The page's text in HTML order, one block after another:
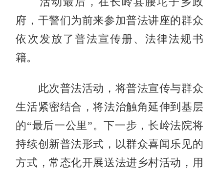
府，干警们为前来参加普法讲座的群众
依次发放了普法宣传册、法律法规书
籍。
此次普法活动，将普法宣传与群众
生活紧密结合，将法治触角延伸到基层
的“最后一公里”。下一步，长岭法院将
持续创新普法形式，以群众喜闻乐见的
方式，常态化开展送法进乡村活动，用